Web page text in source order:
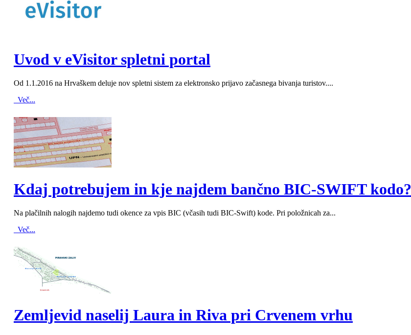
Uvod v eVisitor spletni portal
Od 1.1.2016 na Hrvaškem deluje nov spletni sistem za elektronsko prijavo začasnega bivanja turistov....
Več...
Kdaj potrebujem in kje najdem bančno BIC-SWIFT kodo?
Na plačilnih nalogih najdemo tudi okence za vpis BIC (včasih tudi BIC-Swift) kode. Pri položnicah za...
Več...
Zemljevid naselij Laura in Riva pri Crvenem vrhu